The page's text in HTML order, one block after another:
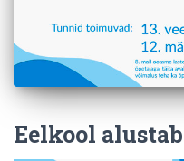
Eelkool alustab